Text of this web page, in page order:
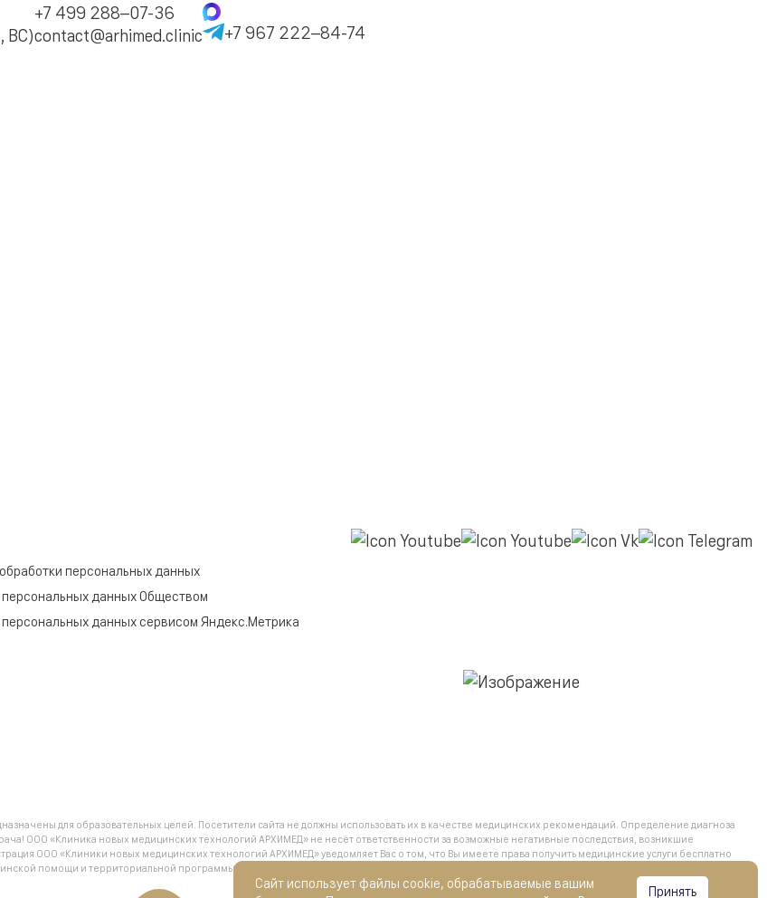
ВС)
+7 499 288–07-36
contact@arhimed.clinic
+7 967 222–84-74
персональных данных
персональных данных Обществом
данных сервисом Яндекс.Метрика
для образовательных целей. Посетители сайта не должны использовать их в качестве медицинских рекомендаций. Определение диагноза
ООО «Клиника новых медицинских технологий АРХИМЕД» не несёт ответственности за возможные негативные последствия, возникшие
ООО «Клиники новых медицинских технологий АРХИМЕД» уведомляет Вас о том, что Вы имеете права получить медицинские услуги бесплатно
помощи и территориальной программы государственных гарантий бесплатного оказания гражданам медицинской помощи, обратившись
Сайт использует файлы cookie, обрабатываемые вашим
Принять